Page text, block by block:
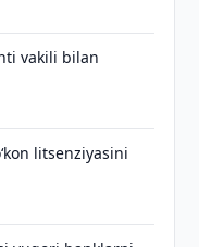
vakili bilan
litsenziyasini